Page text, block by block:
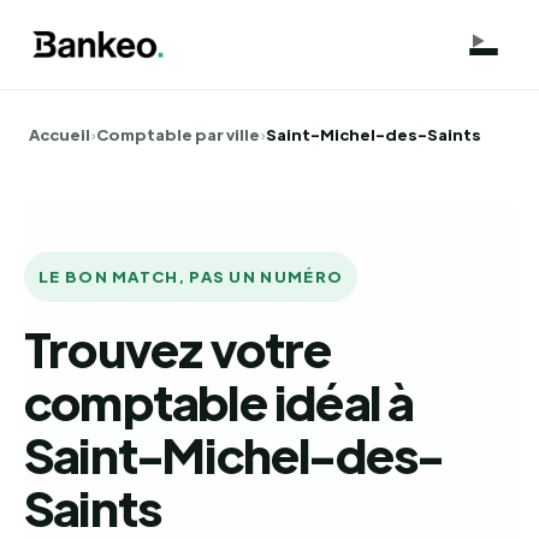
Accueil›Comptable par ville›Saint-Michel-des-Saints
LE BON MATCH, PAS UN NUMÉRO
Trouvez votre
comptable idéal à
Saint-Michel-des-
Saints